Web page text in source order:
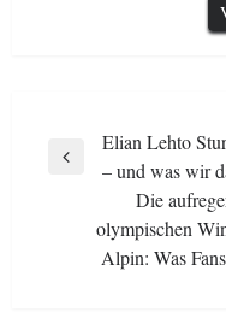
Post
navigation
Previous
Elian Lehto
– und was wir
Die
olympischen
Alpin: Was